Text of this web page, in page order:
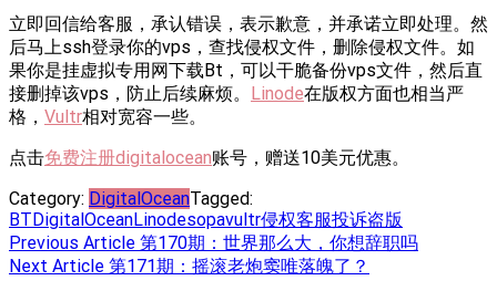
立即回信给客服，承认错误，表示歉意，并承诺立即处理。然
后马上ssh登录你的vps，查找侵权文件，删除侵权文件。如
果你是挂虚拟专用网下载Bt，可以干脆备份vps文件，然后直
接删掉该vps，防止后续麻烦。 Linode在版权方面也相当严
格， Vultr相对宽容一些。
点击免费注册digitalocean账号，赠送10美元优惠。
Category: DigitalOceanTagged:
BTDigitalOceanLinodesopavultr侵权客服投诉盗版
Post
Previous Article 第170期：世界那么大，你想辞职吗
Next Article 第171期：摇滚老炮窦唯落魄了？